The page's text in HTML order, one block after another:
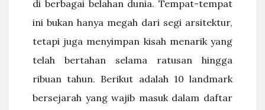
di berbagai belahan dunia. Tempat-tempat
ini bukan hanya megah dari segi arsitektur,
tetapi juga menyimpan kisah menarik yang
telah bertahan selama ratusan hingga
ribuan tahun. Berikut adalah 10 landmark
bersejarah yang wajib masuk dalam daftar